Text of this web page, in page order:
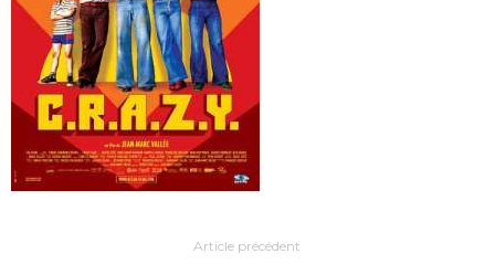
Article précédent